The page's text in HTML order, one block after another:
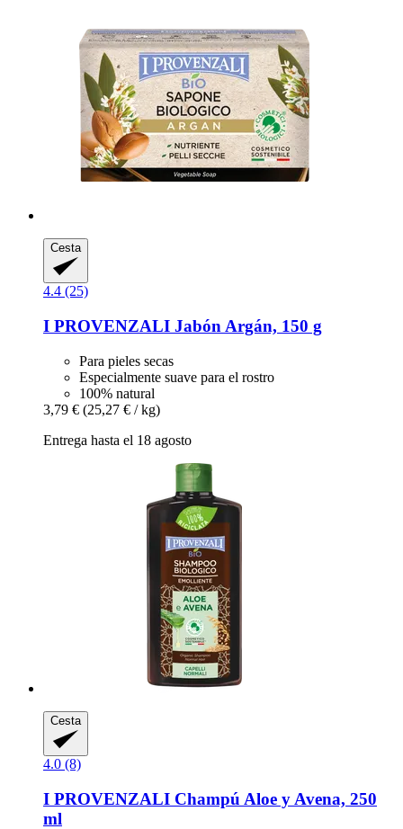
Cesta
4.4 (25)
I PROVENZALI Jabón Argán, 150 g
Para pieles secas
Especialmente suave para el rostro
100% natural
3,79 € (25,27 € / kg)
Entrega hasta el 18 agosto
Cesta
4.0 (8)
I PROVENZALI Champú Aloe y Avena, 250
ml